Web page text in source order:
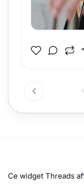
Ce widget Threads
votre site web dans
dense, il met en
icônes d’interaction
Pourquoi ça
chaque mise à